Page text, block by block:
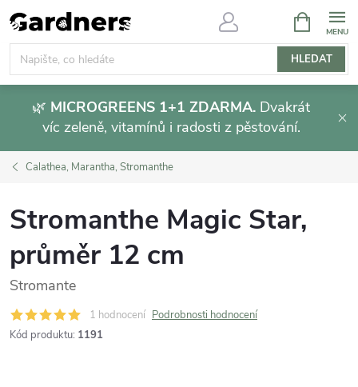
Přejít
na
obsah
HLEDAT
NÁKUPNÍ
KOŠÍK
🌿 MICROGREENS 1+1 ZDARMA. Dvakrát
víc zeleně, vitamínů i radosti z pěstování.
Calathea, Marantha, Stromanthe
Stromanthe Magic Star,
průměr 12 cm
Stromante
1 hodnocení Podrobnosti hodnocení
Kód produktu: 1191